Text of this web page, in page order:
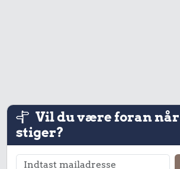
Vil du være foran
stiger?